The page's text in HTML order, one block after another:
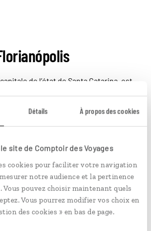
Détails À propos des cookies
site de Comptoir des Voyages
cookies pour faciliter votre navigation
notre audience et la pertinence
Vous pouvez choisir maintenant quels
Vous pourrez modifier vos choix en
des cookies » en bas de page.
de l’état de Santa Catarina, est
100 plages ; certaines encore peu
est également une référence
Saint-Jacques, les moules, etc.
manquer à
de Santa Catarina